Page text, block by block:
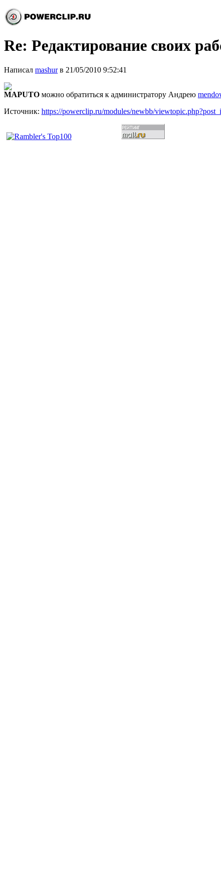
Re: Редактирование своих
Написал mashurв 21/05/2010 9:52:41
MAPUTO можно обратиться к администратору Андрею
Источник: https://powerclip.ru/modules/newbb/